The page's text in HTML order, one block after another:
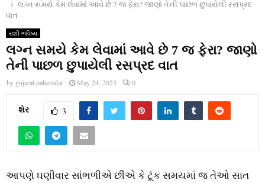
લગ્ન સમયે કેમ લેવામાં આવે છે 7 જ ફેરા? જાણો તેની પાછળ છુપાયેલી રસપ્રદ
વાત
રાશી ભવિષ્ય
લગ્ન સમયે કેમ લેવામાં આવે છે 7 જ ફેરા? જાણો
તેની પાછળ છુપાયેલી રસપ્રદ વાત
by gujarat paheredar May 24, 2023 0
શેર 3
આપણે ઘણીવાર સાંભળીએ છીએ કે ટૂંક સમયમાં જ તેઓ સાત